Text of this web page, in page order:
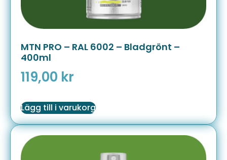
MTN PRO – RAL 6002 – Bladgrönt –
400ml
119,00 kr
Lägg till i varukorg